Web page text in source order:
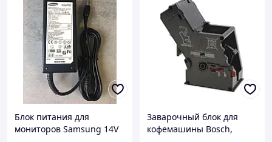
Блок питания для
мониторов Samsung 14V
Заварочный блок для
кофемашины Bosch,